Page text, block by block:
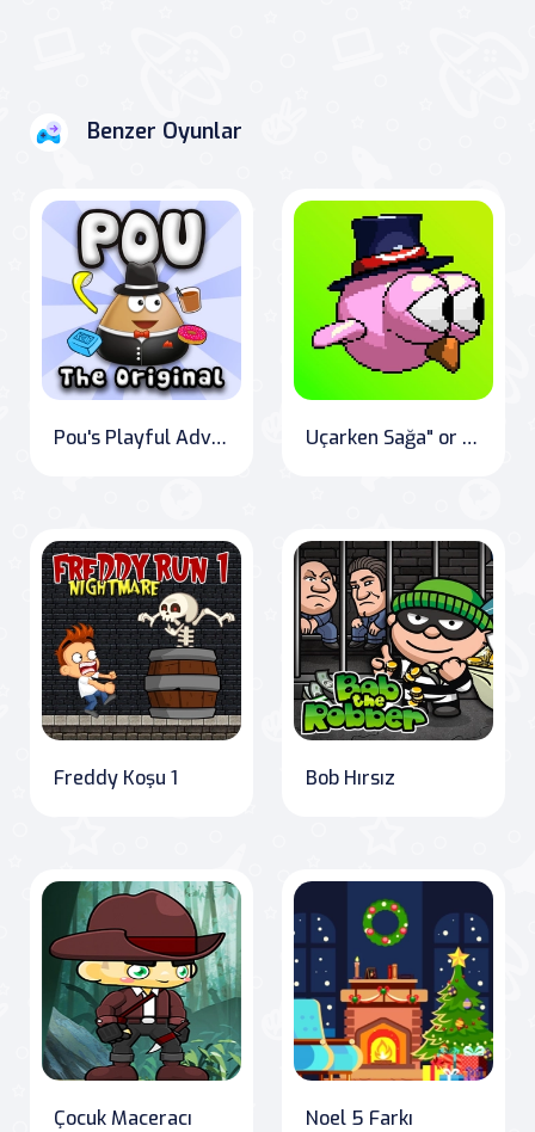
Benzer Oyunlar
Pou's Playful Adventures Uçarken Sağa" or "Fly to The Right
Freddy Koşu 1 Bob Hırsız
Çocuk Maceracı Noel 5 Farkı